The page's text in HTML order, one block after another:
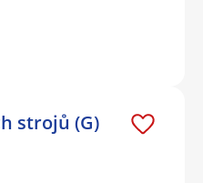
strojů (G)